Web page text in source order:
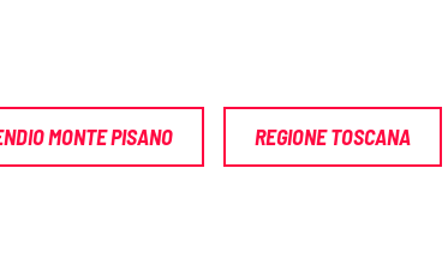
MONTE PISANO REGIONE TOSCANA